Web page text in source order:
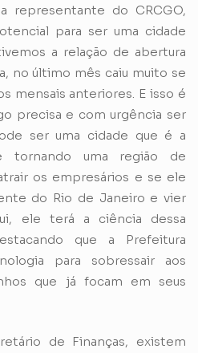
representante do CRCGO,
para ser uma cidade
a relação de abertura
no último mês caiu muito se
mensais anteriores. E isso é
precisa e com urgência ser
ser uma cidade que é a
tornando uma região de
os empresários e se ele
do Rio de Janeiro e vier
ele terá a ciência dessa
que a Prefeitura
para sobressair aos
que já focam em seus
de Finanças, existem